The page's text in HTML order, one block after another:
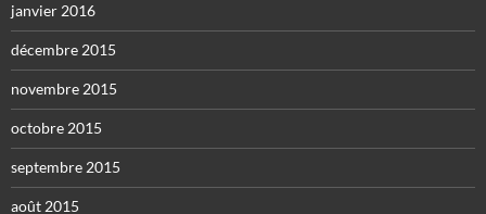
janvier 2016
décembre 2015
novembre 2015
octobre 2015
septembre 2015
août 2015